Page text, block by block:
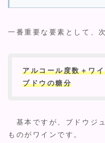
一番重要な要素として、
アルコール度数＋
ブドウの糖分
基本ですが、ブドウジ
ものがワインです。